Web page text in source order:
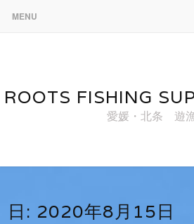
MENU
ROOTS FISHING
愛媛・北条 遊
日: 2020年8月15日